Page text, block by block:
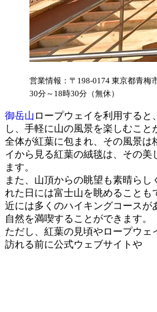
営業情報：〒198-0174 東京都青梅
30分～18時30分（無休）
御岳山 ロープウェイを利用すると
し、手軽に山の風景を楽しむこと
全体が紅葉に包まれ、その風景は
イから見る紅葉の絨毯は、その美
ます。
また、山頂からの眺望も素晴ら
れた日には富士山を眺めることも
近には多くのハイキングコースが
自然を満喫することができます。
ただし、紅葉の見頃やロープウェ
訪れる前に公式ウェブサイトや